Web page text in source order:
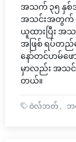
အသက် ၃၅ နှ
အသင်းအတွက် ပွဲ
ယူထားပြီး အသ
အဖြစ် ရပ်တည်
နော်တင်ဟမ်ဖေ
မှာလည်း အသင်
တယ်။
ဝဲလ်ဘတ် ဘ